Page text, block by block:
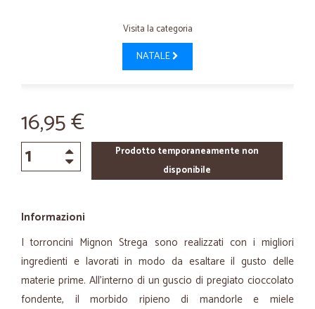
Visita la categoria
NATALE
16,95 €
Prodotto temporaneamente non
disponibile
Informazioni
I torroncini Mignon Strega sono realizzati con i migliori
ingredienti e lavorati in modo da esaltare il gusto delle
materie prime. All'interno di un guscio di pregiato cioccolato
fondente, il morbido ripieno di mandorle e miele